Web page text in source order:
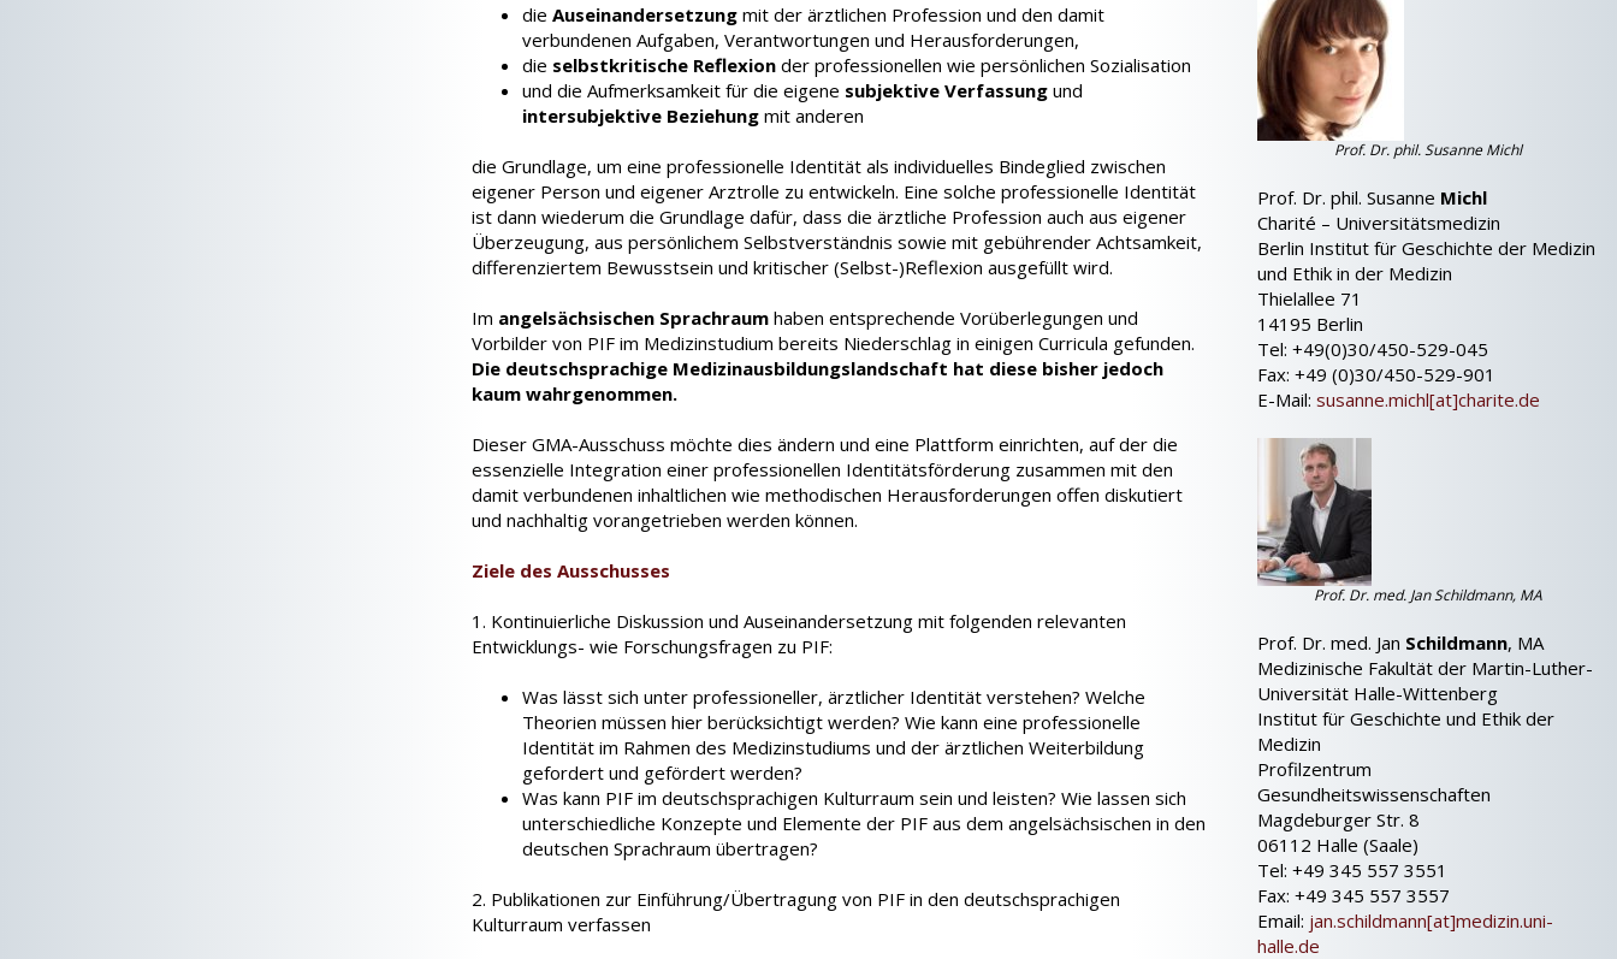
dieAuseinandersetzung mit der ärztlichen Profession und den damit
verbundenen Aufgaben, Verantwortungen und Herausforderungen,
die selbstkritische Reflexion der professionellen wie persönlichen Sozialisation
und die Aufmerksamkeit für die eigene subjektive Verfassung und
intersubjektive Beziehung mit anderen
die Grundlage, um eine professionelle Identität als individuelles Bindeglied zwischen
eigener Person und eigener Arztrolle zu entwickeln. Eine solche professionelle Identität
ist dann wiederum die Grundlage dafür, dass die ärztliche Profession auch aus eigener
Überzeugung, aus persönlichem Selbstverständnis sowie mit gebührender Achtsamkeit,
differenziertem Bewusstsein und kritischer (Selbst-)Reflexion ausgefüllt wird.
Im angelsächsischen Sprachraum haben entsprechende Vorüberlegungen und
Vorbilder von PIF im Medizinstudium bereits Niederschlag in einigen Curricula gefunden.
Die deutschsprachige Medizinausbildungslandschaft hat diese bisher jedoch
kaum wahrgenommen.
Dieser GMA-Ausschuss möchte dies ändern und eine Plattform einrichten, auf der die
essenzielle Integration einer professionellen Identitätsförderung zusammen mit den
damit verbundenen inhaltlichen wie methodischen Herausforderungen offen diskutiert
und nachhaltig vorangetrieben werden können.
Ziele des Ausschusses
1. Kontinuierliche Diskussion und Auseinandersetzung mit folgenden relevanten
Entwicklungs- wie Forschungsfragen zu PIF:
Was lässt sich unter professioneller, ärztlicher Identität verstehen? Welche
Theorien müssen hier berücksichtigt werden? Wie kann eine professionelle
Identität im Rahmen des Medizinstudiums und der ärztlichen Weiterbildung
gefordert und gefördert werden?
Was kann PIF im deutschsprachigen Kulturraum sein und leisten? Wie lassen sich
unterschiedliche Konzepte und Elemente der PIF aus dem angelsächsischen in den
deutschen Sprachraum übertragen?
2. Publikationen zur Einführung/Übertragung von PIF in den deutschsprachigen
Kulturraum verfassen
Prof. Dr. phil. Susanne Michl
Prof. Dr. phil. Susanne Michl
Charité – Universitätsmedizin
Berlin Institut für Geschichte der Medizin
und Ethik in der Medizin
Thielallee 71
14195 Berlin
Tel: +49(0)30/450-529-045
Fax: +49 (0)30/450-529-901
E-Mail: susanne.michl[at]charite.de
Prof. Dr. med. Jan Schildmann, MA
Prof. Dr. med. Jan Schildmann, MA
Medizinische Fakultät der Martin-Luther-
Universität Halle-Wittenberg
Institut für Geschichte und Ethik der
Medizin
Profilzentrum
Gesundheitswissenschaften
Magdeburger Str. 8
06112 Halle (Saale)
Tel: +49 345 557 3551
Fax: +49 345 557 3557
Email: jan.schildmann[at]medizin.uni-
halle.de